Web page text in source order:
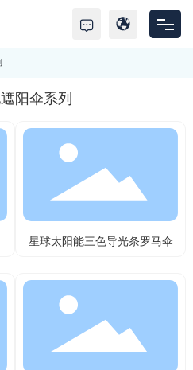
阳伞系列
星球太阳能三色导光条罗马伞